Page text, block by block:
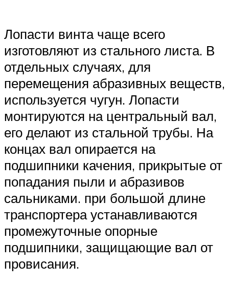
Лопасти винта чаще всего
изготовляют из стального листа. В
отдельных случаях, для
перемещения абразивных веществ,
используется чугун. Лопасти
монтируются на центральный вал,
его делают из стальной трубы. На
концах вал опирается на
подшипники качения, прикрытые от
попадания пыли и абразивов
сальниками. при большой длине
транспортера устанавливаются
промежуточные опорные
подшипники, защищающие вал от
провисания.